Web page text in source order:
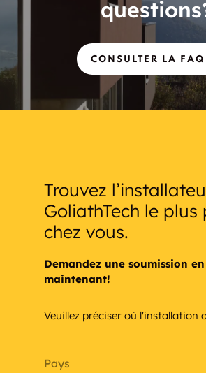
CONSULTER LA FAQ
Trouvez
GoliathTech le plus
chez vous.
Demandez une soumission
maintenant!
Veuillez préciser où l'installation
Pays